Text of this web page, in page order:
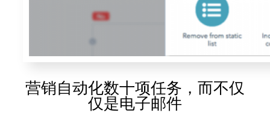
营销自动化数十项任务，而不仅
仅是电子邮件